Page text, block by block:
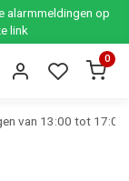
alarmmeldingen op
link
0
tot 17:00